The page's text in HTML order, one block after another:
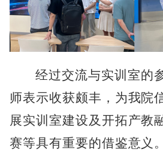
经过交流与实训室的
师表示收获颇丰，为我院
展实训室建设及开拓产教
赛等具有重要的借鉴意义